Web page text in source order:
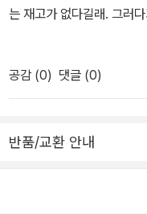
는 재고가 없다길래. 그러
로 했다.광화문에서 내려
요도 없는 책들 앞에서 서
내가 원하던 책 한권이 없
던 책이 있음을 발견하고(
으로 향하기엔 뭔가, 뭔가
공감 (0) 댓글 (0)
반품/교환 안내